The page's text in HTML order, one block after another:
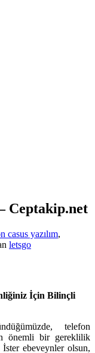
Ceptakip.net
casus yazılım,
letsgo
İçin Bilinçli
telefon
önemli bir gereklilik
İster ebeveynler olsun,